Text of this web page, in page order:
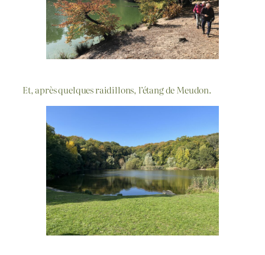
Et, après quelques raidillons, l’étang de Meudon.